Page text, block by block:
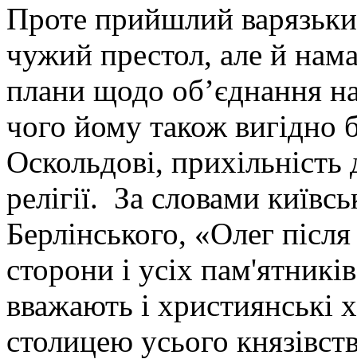
Проте прийшлий
чужий престол, але й
плани щодо об’єднання
чого йому також вигідно
Оскольдові, прихільність
релігії. За словами
Берлінського, «Олег
сторони і усіх
вважають і християнські
столицею усього